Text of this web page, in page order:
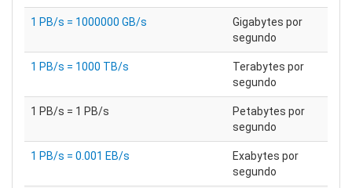
1 PB/s = 1000000 GB/s
Gigabytes por
segundo
1 PB/s = 1000 TB/s
Terabytes por
segundo
1 PB/s = 1 PB/s
Petabytes por
segundo
1 PB/s = 0.001 EB/s
Exabytes por
segundo